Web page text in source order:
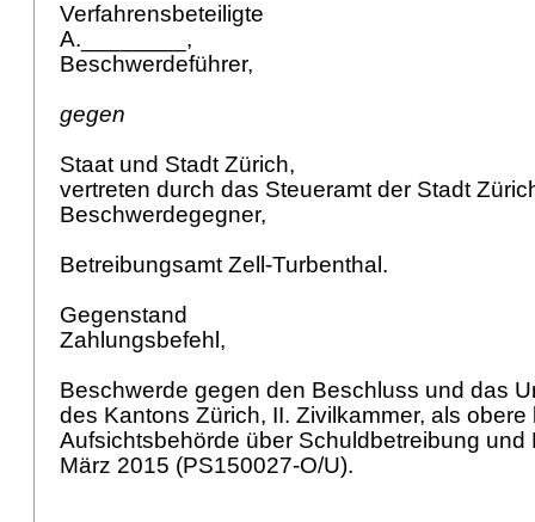
Verfahrensbeteiligte
A.________,
Beschwerdeführer,
gegen
Staat und Stadt Zürich,
vertreten durch das Steueramt der Stadt
Beschwerdegegner,
Betreibungsamt Zell-Turbenthal.
Gegenstand
Zahlungsbefehl,
Beschwerde gegen den Beschluss und das
des Kantons Zürich, II. Zivilkammer, als obere
Aufsichtsbehörde über Schuldbetreibung und
März 2015 (PS150027-O/U).